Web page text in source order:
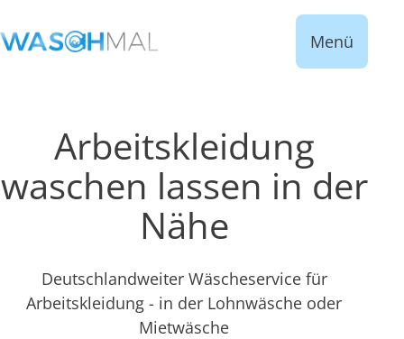
Menü
Arbeitskleidung
waschen lassen in der
Nähe
Deutschlandweiter Wäscheservice für
Arbeitskleidung - in der Lohnwäsche oder
Mietwäsche